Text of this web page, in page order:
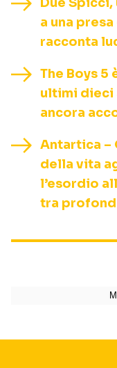
a una
racconta
The Boys
ultimi dieci
ancora
Antartica –
della vita
l’esordio
tra